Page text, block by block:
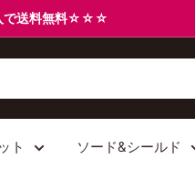
で送料無料☆☆☆
ト ソード&シールド